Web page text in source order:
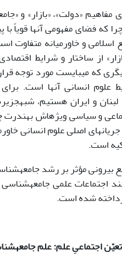
مفاهیم «دولت»، «بازار» و
که فضای مفهومی‏ آن‏ها قویاً
اسلامی ‏و خاورمیانه
از ساختار و شرایط
که می‏بایست مورد توجه
علوم انسانی آن‏ها است.
و ایران هستیم،
و سیاسی ویژه‏اش
اصلی علوم انسانی
است.
بیرونی مؤثر بر رشد
اجتماعات علمی ‏جامعه‏شناسی
شده است.
تعیّن اجتماعیِ علم: علم